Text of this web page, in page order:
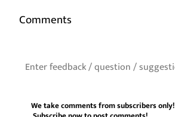
Comments
We take comments from subscribers only!